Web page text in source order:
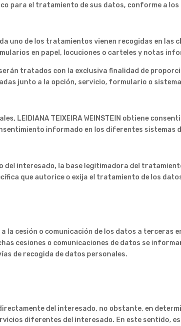
para el tratamiento de sus datos, conforme a
uno de los tratamientos vienen recogidas en
en papel, locuciones o carteles y notas
tratados con la exclusiva finalidad de
junto a la opción, servicio, formulario o
LEIDIANA TEIXEIRA WEINSTEIN obtiene
informado en los diferentes sistemas
del interesado, la base legitimadora del
que autorice o exija el tratamiento de los
a la cesión o comunicación de los datos a
cesiones o comunicaciones de datos se
de recogida de datos personales.
del interesado, no obstante, en
diferentes del interesado. En este sentido,